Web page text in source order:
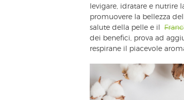
levigare, idratare e nutrire
promuovere la bellezza
salute della pelle e il
dei benefici, prova ad
respirane il piacevole